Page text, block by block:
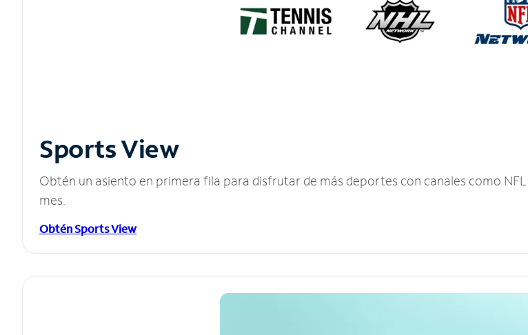
Sports View
Obtén un asiento en primera fila para disfrutar de más deportes con canales como
mes.
Obtén Sports View